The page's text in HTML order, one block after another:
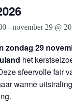
- november 29 @
zondag 29
het
sfeervolle fair
warme